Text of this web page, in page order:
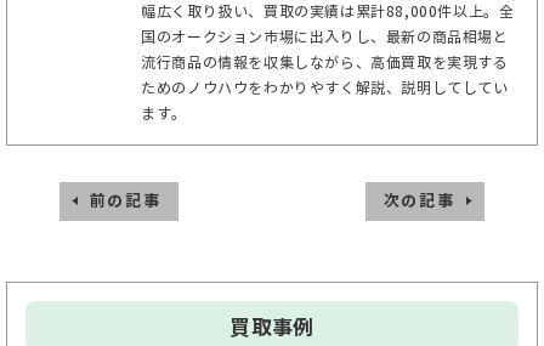
幅広く取り扱い、買取の実績は累計88,000件以上。全
国のオークション市場に出入りし、最新の商品相場と
流行商品の情報を収集しながら、高価買取を実現する
ためのノウハウをわかりやすく解説、説明してしてい
ます。
前の記事 次の記事
買取事例